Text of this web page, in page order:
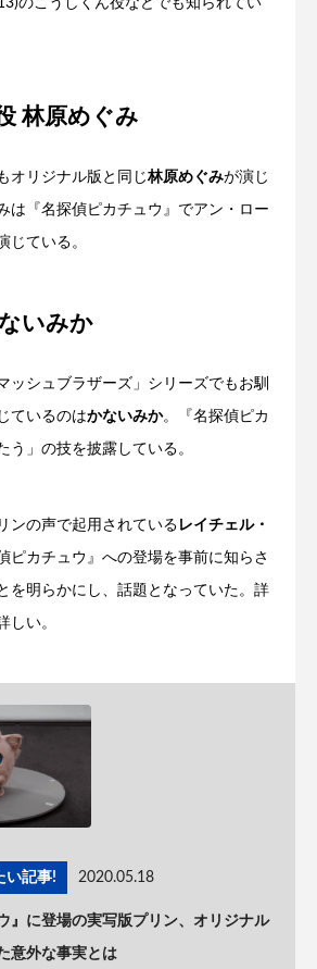
のこうしくん役などでも知られてい
林原めぐみ
オリジナル版と同じ林原めぐみが演じ
は『名探偵ピカチュウ』でアン・ロー
じている。
いみか
ッシュブラザーズ」シリーズでもお馴
ているのはかないみか。『名探偵ピカ
う」の技を披露している。
ンの声で起用されている レイチェル・
ピカチュウ』への登場を事前に知らさ
を明らかにし、話題となっていた。詳
しい。
い記事! 2020.05.18
』に登場の実写版プリン、オリジナル
意外な事実とは